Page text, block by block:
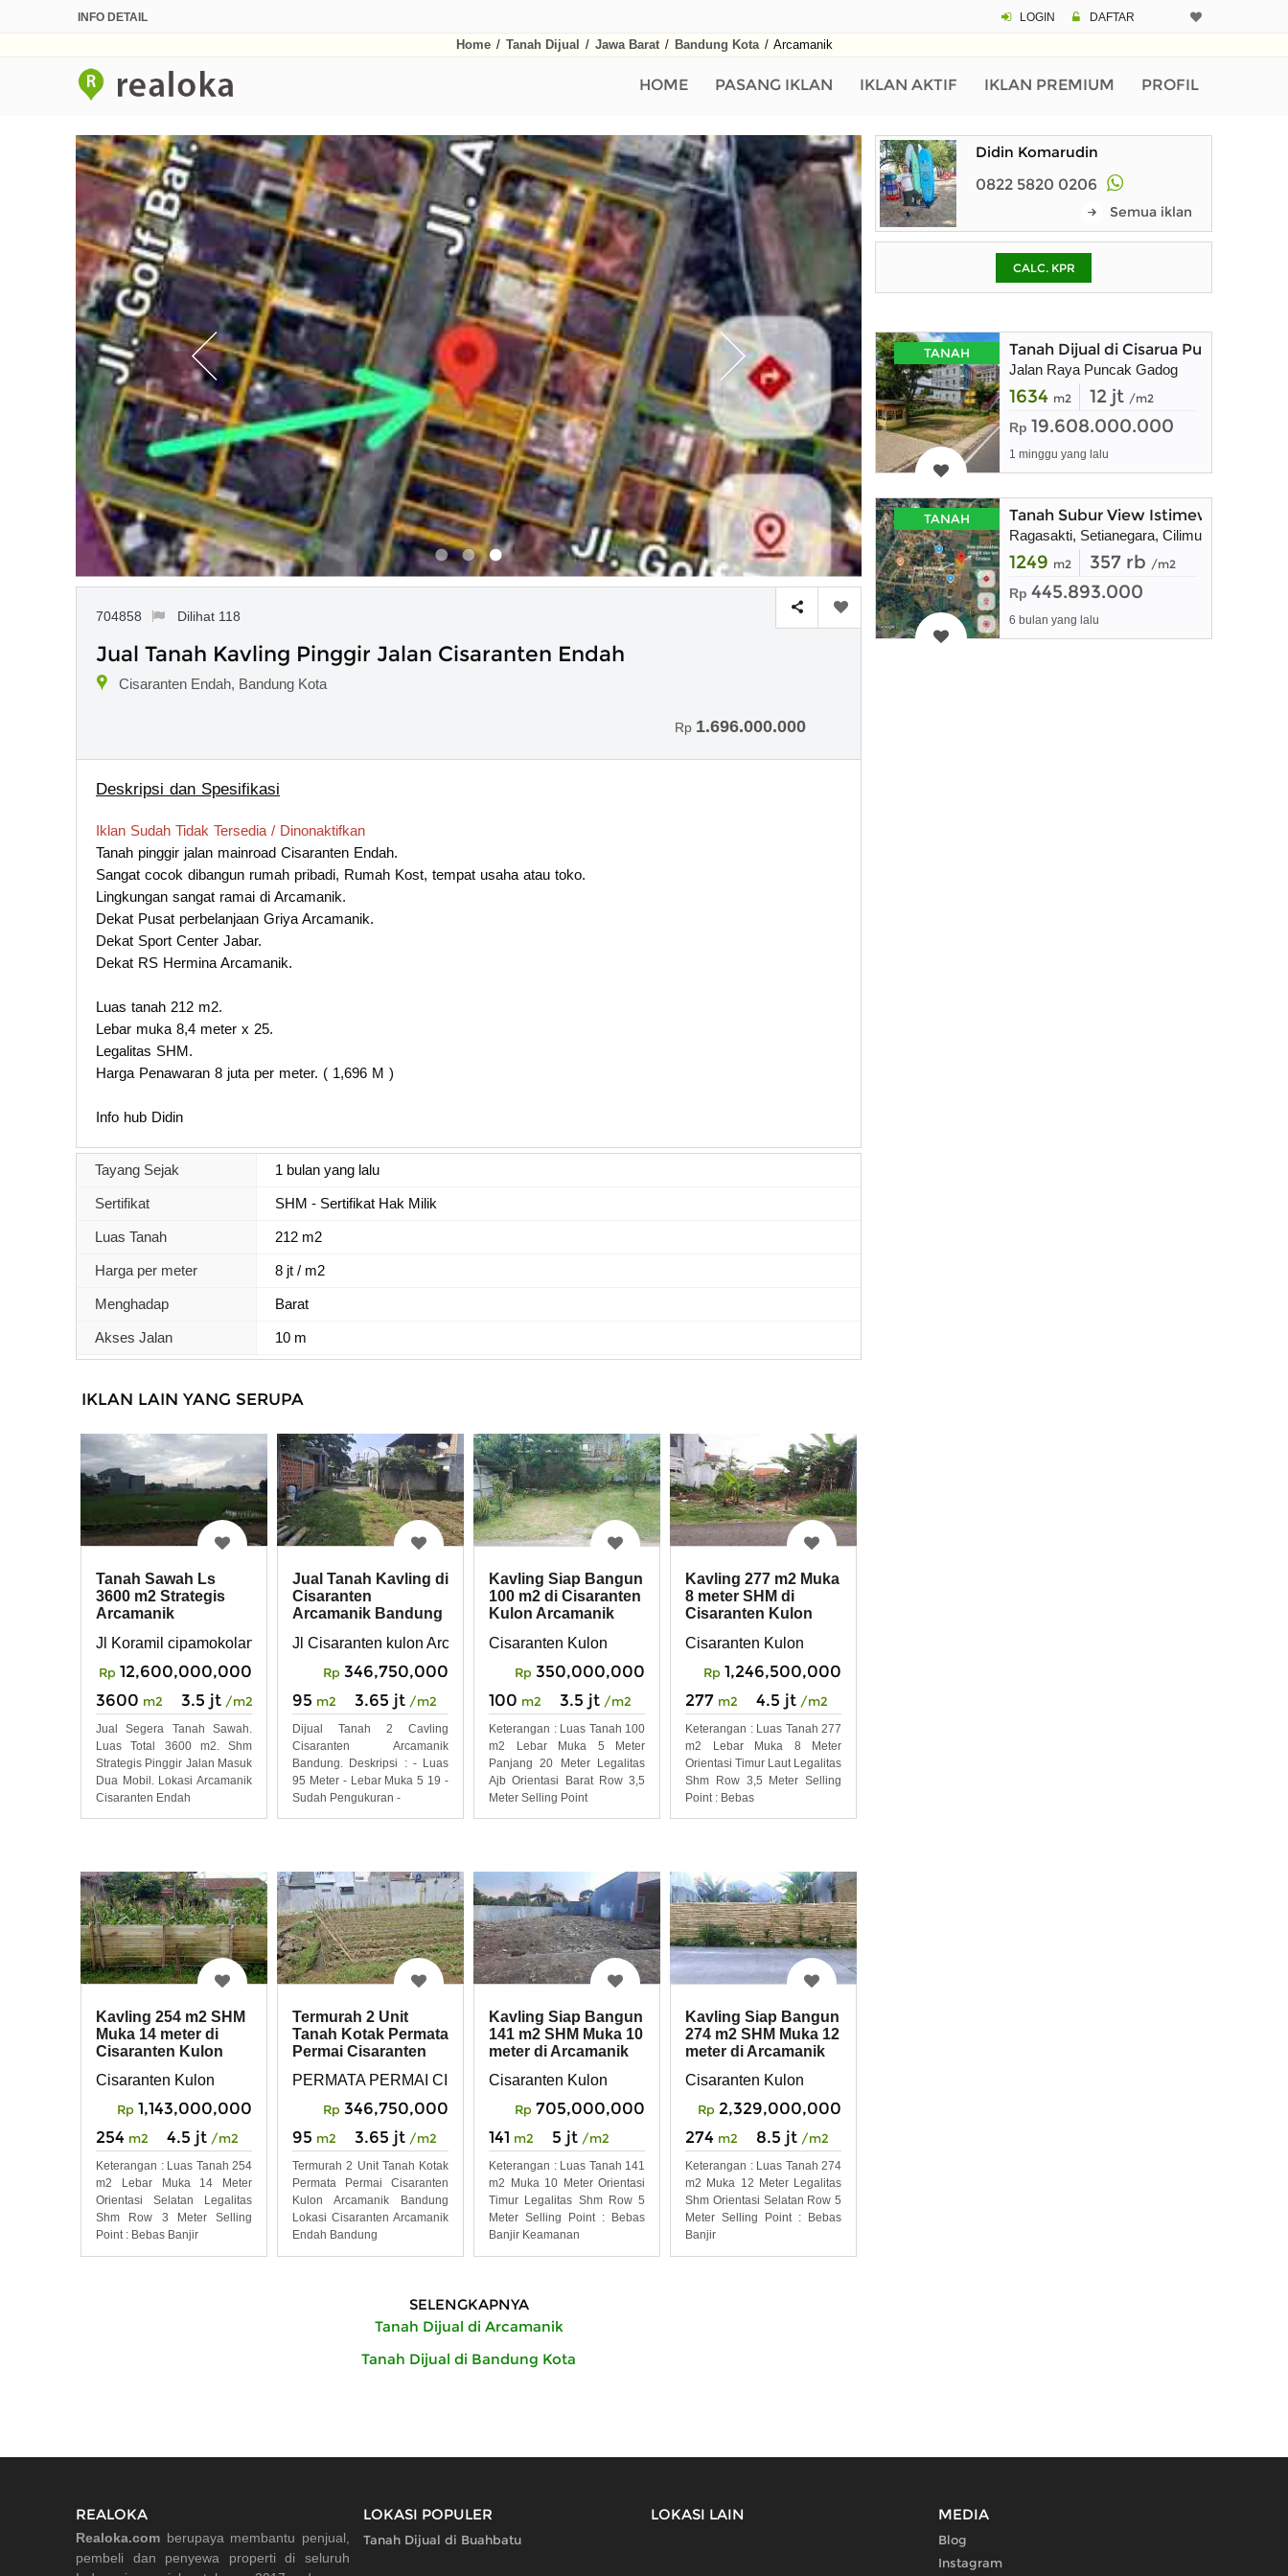
INFO DETAIL LOGIN DAFTAR
Home / Tanah Dijual / Jawa Barat / Bandung Kota / Arcamanik
HOME PASANG IKLAN IKLAN AKTIF IKLAN PREMIUM PROFIL
704858 Dilihat 118
Jual Tanah Kavling Pinggir Jalan Cisaranten Endah
Cisaranten Endah, Bandung Kota
Rp 1.696.000.000
Deskripsi dan Spesifikasi
Iklan Sudah Tidak Tersedia / Dinonaktifkan
Tanah pinggir jalan mainroad Cisaranten Endah.
Sangat cocok dibangun rumah pribadi, Rumah Kost, tempat usaha atau toko.
Lingkungan sangat ramai di Arcamanik.
Dekat Pusat perbelanjaan Griya Arcamanik.
Dekat Sport Center Jabar.
Dekat RS Hermina Arcamanik.
Luas tanah 212 m2.
Lebar muka 8,4 meter x 25.
Legalitas SHM.
Harga Penawaran 8 juta per meter. ( 1,696 M )
Info hub Didin
Tayang Sejak 1 bulan yang lalu
Sertifikat SHM - Sertifikat Hak Milik
Luas Tanah 212 m2
Harga per meter 8 jt / m2
Menghadap Barat
Akses Jalan 10 m
IKLAN LAIN YANG SERUPA
Tanah Sawah Ls
3600 m2 Strategis
Arcamanik
Kota Bandung
Jl Koramil cipamokolan kolot
Rp 12,600,000,000
3600 m2 3.5 jt /m2
Jual Segera Tanah Sawah.
Luas Total 3600 m2. Shm
Strategis Pinggir Jalan Masuk
Dua Mobil. Lokasi Arcamanik
Cisaranten Endah
Jual Tanah Kavling di
Cisaranten
Arcamanik Bandung
Jl Cisaranten kulon Arcamanik Bandung
Rp 346,750,000
95 m2 3.65 jt /m2
Dijual Tanah 2 Cavling
Cisaranten Arcamanik
Bandung. Deskripsi : - Luas
95 Meter - Lebar Muka 5 19 -
Sudah Pengukuran -
Kavling Siap Bangun
100 m2 di Cisaranten
Kulon Arcamanik
Cisaranten Kulon
Rp 350,000,000
100 m2 3.5 jt /m2
Keterangan : Luas Tanah 100
m2 Lebar Muka 5 Meter
Panjang 20 Meter Legalitas
Ajb Orientasi Barat Row 3,5
Meter Selling Point
Kavling 277 m2 Muka
8 meter SHM di
Cisaranten Kulon
Cisaranten Kulon
Rp 1,246,500,000
277 m2 4.5 jt /m2
Keterangan : Luas Tanah 277
m2 Lebar Muka 8 Meter
Orientasi Timur Laut Legalitas
Shm Row 3,5 Meter Selling
Point : Bebas
Kavling 254 m2 SHM
Muka 14 meter di
Cisaranten Kulon
Cisaranten Kulon
Rp 1,143,000,000
254 m2 4.5 jt /m2
Keterangan : Luas Tanah 254
m2 Lebar Muka 14 Meter
Orientasi Selatan Legalitas
Shm Row 3 Meter Selling
Point : Bebas Banjir
Termurah 2 Unit
Tanah Kotak Permata
Permai Cisaranten
PERMATA PERMAI CISARANTEN KULON ARCAMANIK BANDUNG
Rp 346,750,000
95 m2 3.65 jt /m2
Termurah 2 Unit Tanah Kotak
Permata Permai Cisaranten
Kulon Arcamanik Bandung
Lokasi Cisaranten Arcamanik
Endah Bandung
Kavling Siap Bangun
141 m2 SHM Muka 10
meter di Arcamanik
Cisaranten Kulon
Rp 705,000,000
141 m2 5 jt /m2
Keterangan : Luas Tanah 141
m2 Muka 10 Meter Orientasi
Timur Legalitas Shm Row 5
Meter Selling Point : Bebas
Banjir Keamanan
Kavling Siap Bangun
274 m2 SHM Muka 12
meter di Arcamanik
Cisaranten Kulon
Rp 2,329,000,000
274 m2 8.5 jt /m2
Keterangan : Luas Tanah 274
m2 Muka 12 Meter Legalitas
Shm Orientasi Selatan Row 5
Meter Selling Point : Bebas
Banjir
SELENGKAPNYA
Tanah Dijual di Arcamanik
Tanah Dijual di Bandung Kota
Pinjaman (PIN)
pada kotak-
Didin Komarudin
0822 5820 0206
Semua iklan
CALC. KPR
TANAH Tanah Dijual di Cisarua Puncak
Jalan Raya Puncak Gadog
1634 m2 12 jt /m2
Rp 19.608.000.000
1 minggu yang lalu
TANAH Tanah Subur View Istimewa di
Ragasakti, Setianegara, Cilimus
1249 m2 357 rb /m2
Rp 445.893.000
6 bulan yang lalu
REALOKA
Realoka.com berupaya membantu penjual,
pembeli dan penyewa properti di seluruh
LOKASI POPULER
Tanah Dijual di Buahbatu
LOKASI LAIN MEDIA
Blog
Instagram